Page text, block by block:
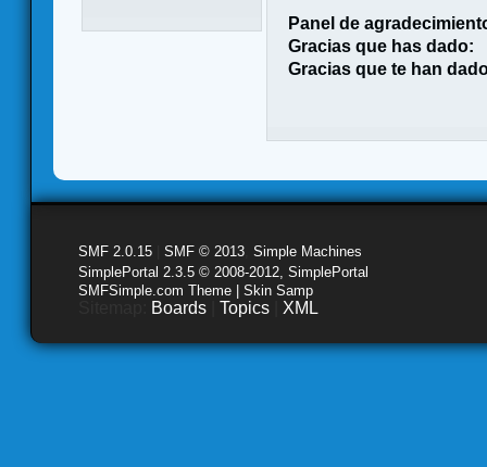
Panel de
Gracias que has dado:
Gracias que te han
SMF 2.0.15 SMF © 2013 Simple Machines
SimplePortal 2.3.5 © 2008-2012, SimplePortal
SMFSimple.com Theme | Skin Samp
Boards Topics XML